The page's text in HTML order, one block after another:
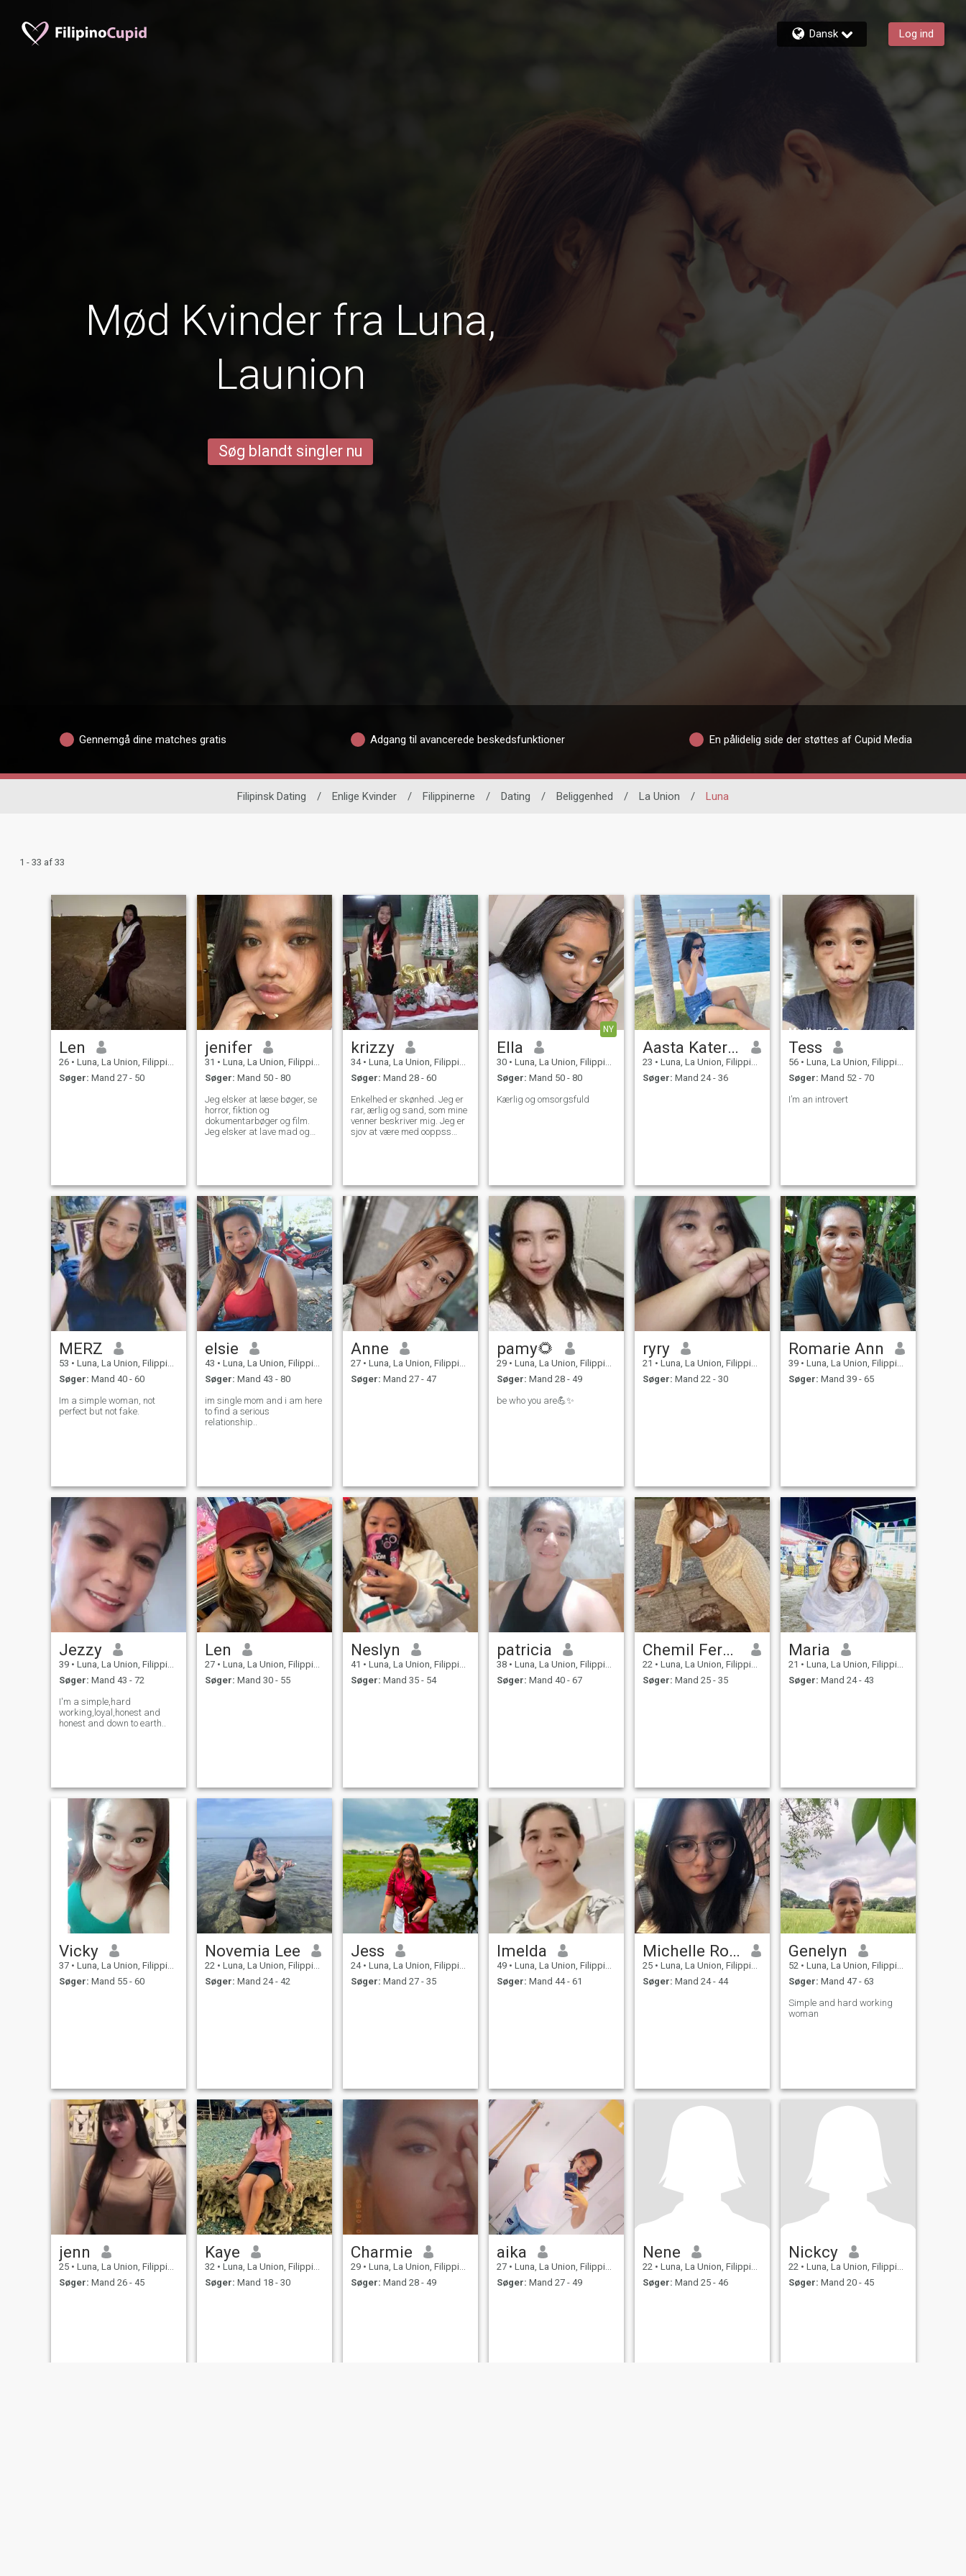
Dansk Log ind
Mød Kvinder fra Luna,
Launion
Søg blandt singler nu
Gennemgå dine matches gratis Adgang til avancerede beskedsfunktioner En pålidelig side der støttes af Cupid Media
Filipinsk Dating / Enlige Kvinder / Filippinerne / Dating / Beliggenhed / La Union / Luna
1 - 33 af 33
Len
26 • Luna, La Union, Filippinerne
Søger: Mand 27 - 50
jenifer
31 • Luna, La Union, Filippinerne
Søger: Mand 50 - 80
Jeg elsker at læse bøger, se
horror, fiktion og
dokumentarbøger og film.
Jeg elsker at lave mad og
krizzy
34 • Luna, La Union, Filippinerne
Søger: Mand 28 - 60
Enkelhed er skønhed. Jeg er
rar, ærlig og sand, som mine
venner beskriver mig. Jeg er
sjov at være med ooppss
NY
Ella
30 • Luna, La Union, Filippinerne
Søger: Mand 50 - 80
Kærlig og omsorgsfuld
Aasta Katerina
23 • Luna, La Union, Filippinerne
Søger: Mand 24 - 36
Tess
56 • Luna, La Union, Filippinerne
Søger: Mand 52 - 70
I’m an introvert
MERZ
53 • Luna, La Union, Filippinerne
Søger: Mand 40 - 60
Im a simple woman, not
perfect but not fake.
elsie
43 • Luna, La Union, Filippinerne
Søger: Mand 43 - 80
im single mom and i am here
to find a serious
relationship..
Anne
27 • Luna, La Union, Filippinerne
Søger: Mand 27 - 47
pamy🌻
29 • Luna, La Union, Filippinerne
Søger: Mand 28 - 49
be who you are💪✨
ryry
21 • Luna, La Union, Filippinerne
Søger: Mand 22 - 30
Romarie Ann
39 • Luna, La Union, Filippinerne
Søger: Mand 39 - 65
Jezzy
39 • Luna, La Union, Filippinerne
Søger: Mand 43 - 72
I'm a simple,hard
working,loyal,honest and
honest and down to earth..
Len
27 • Luna, La Union, Filippinerne
Søger: Mand 30 - 55
Neslyn
41 • Luna, La Union, Filippinerne
Søger: Mand 35 - 54
patricia
38 • Luna, La Union, Filippinerne
Søger: Mand 40 - 67
Chemil Fernandez
22 • Luna, La Union, Filippinerne
Søger: Mand 25 - 35
Maria
21 • Luna, La Union, Filippinerne
Søger: Mand 24 - 43
Vicky
37 • Luna, La Union, Filippinerne
Søger: Mand 55 - 60
Novemia Lee
22 • Luna, La Union, Filippinerne
Søger: Mand 24 - 42
Jess
24 • Luna, La Union, Filippinerne
Søger: Mand 27 - 35
lmelda
49 • Luna, La Union, Filippinerne
Søger: Mand 44 - 61
Michelle Rose
25 • Luna, La Union, Filippinerne
Søger: Mand 24 - 44
Genelyn
52 • Luna, La Union, Filippinerne
Søger: Mand 47 - 63
Simple and hard working
woman
jenn
25 • Luna, La Union, Filippinerne
Søger: Mand 26 - 45
Kaye
32 • Luna, La Union, Filippinerne
Søger: Mand 18 - 30
Charmie
29 • Luna, La Union, Filippinerne
Søger: Mand 28 - 49
aika
27 • Luna, La Union, Filippinerne
Søger: Mand 27 - 49
Nene
22 • Luna, La Union, Filippinerne
Søger: Mand 25 - 46
Nickcy
22 • Luna, La Union, Filippinerne
Søger: Mand 20 - 45